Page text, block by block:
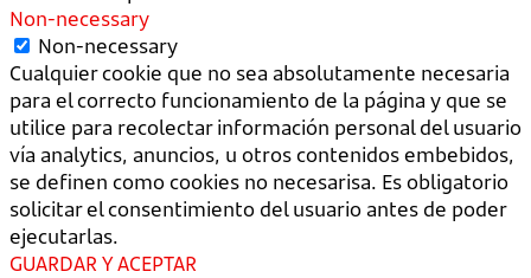
Non-necessary
Non-necessary
Cualquier cookie que no sea absolutamente necesaria
para el correcto funcionamiento de la página y que se
utilice para recolectar información personal del usuario
vía analytics, anuncios, u otros contenidos embebidos,
se definen como cookies no necesarisa. Es obligatorio
solicitar el consentimiento del usuario antes de poder
ejecutarlas.
GUARDAR Y ACEPTAR